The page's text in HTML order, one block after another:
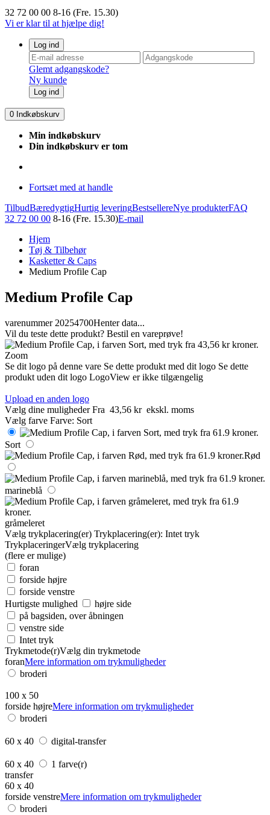
32 72 00 00 8-16 (Fre. 15.30)
Vi er klar til at hjælpe dig!
Log ind
Glemt adgangskode?
Ny kunde
Log ind
0 Indkøbskurv
Min indkøbskurv
Din indkøbskurv er tom
Fortsæt med at handle
TilbudBæredygtigHurtig leveringBestsellereNye produkterFAQ
32 72 00 00 8-16 (Fre. 15.30)E-mail
Hjem
Tøj & Tilbehør
Kasketter & Caps
Medium Profile Cap
Medium Profile Cap
varenummer 20254700Henter data...
Vil du teste dette produkt? Bestil en vareprøve!
Zoom
Se dit logo på denne vare Se dette produkt med dit logo Se dette
produkt uden dit logo LogoView er ikke tilgængelig
Upload en anden logo
Vælg dine muligheder Fra 43,56 kr ekskl. moms
Vælg farve Farve: Sort
Sort
Rød
marineblå
gråmeleret
Vælg trykplacering(er) Trykplacering(er): Intet tryk
TrykplaceringerVælg trykplacering
(flere er mulige)
foran
forside højre
forside venstre
Hurtigste mulighed
højre side
på bagsiden, over åbningen
venstre side
Intet tryk
Trykmetode(r)Vælg din trykmetode
foranMere information om trykmuligheder
broderi
100 x 50
forside højreMere information om trykmuligheder
broderi
60 x 40 digital-transfer
60 x 40
1 farve(r)
transfer
60 x 40
forside venstreMere information om trykmuligheder
broderi